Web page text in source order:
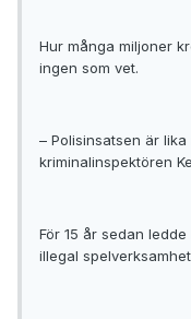
Hur många miljoner
ingen som vet.
– Polisinsatsen är
kriminalinspektören
För 15 år sedan
illegal